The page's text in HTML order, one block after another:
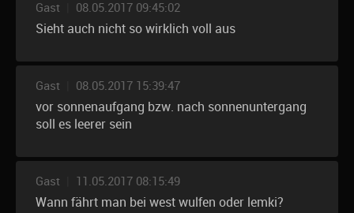
Gast 08.05.2017 09:45:02
Sieht auch nicht so wirklich voll aus
Gast 08.05.2017 15:39:47
vor sonnenaufgang bzw. nach sonnenuntergang
soll es leerer sein
Gast 11.05.2017 08:15:49
Wann fährt man bei west wulfen oder lemki?